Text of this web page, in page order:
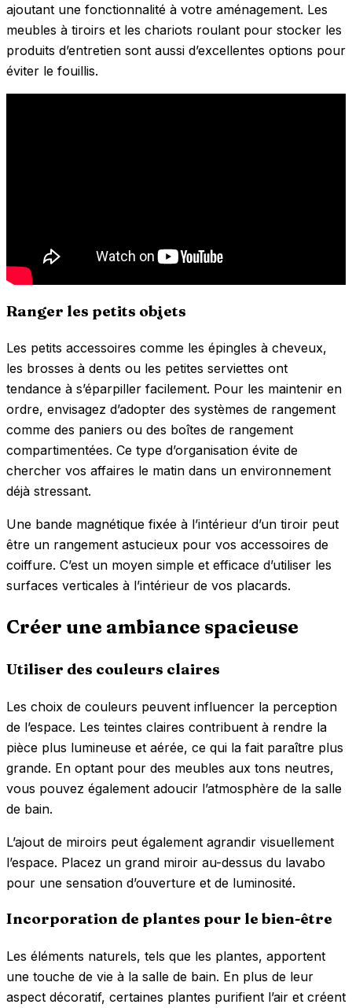
ajoutant une fonctionnalité à votre aménagement. Les
meubles à tiroirs et les chariots roulant pour stocker les
produits d’entretien sont aussi d’excellentes options pour
éviter le fouillis.
Ranger les petits objets
Les petits accessoires comme les épingles à cheveux,
les brosses à dents ou les petites serviettes ont
tendance à s’éparpiller facilement. Pour les maintenir en
ordre, envisagez d’adopter des systèmes de rangement
comme des paniers ou des boîtes de rangement
compartimentées. Ce type d’organisation évite de
chercher vos affaires le matin dans un environnement
déjà stressant.
Une bande magnétique fixée à l’intérieur d’un tiroir peut
être un ‌rangement astucieux pour vos accessoires de
coiffure. C’est un moyen simple et efficace d’utiliser les
surfaces verticales à l’intérieur de vos placards.
Créer une ambiance spacieuse
Utiliser des couleurs claires
Les choix de couleurs peuvent influencer la perception
de l’espace. Les teintes claires contribuent à rendre la
pièce plus lumineuse et aérée, ce qui la fait paraître plus
grande. En optant pour des meubles aux tons neutres,
vous pouvez également adoucir l’atmosphère de la salle
de bain.
L’ajout de miroirs peut également agrandir visuellement
l’espace. Placez un grand miroir au-dessus du lavabo
pour une sensation d’ouverture et de luminosité.
Incorporation de plantes pour le bien-être
Les éléments naturels, tels que les plantes, apportent
une touche de vie à la salle de bain. En plus de leur
aspect décoratif, certaines plantes purifient l’air et créent